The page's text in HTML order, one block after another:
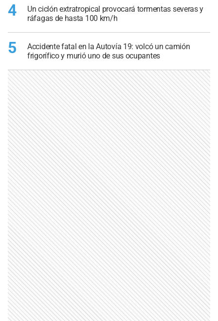
4
Un ciclón extratropical provocará tormentas severas y
ráfagas de hasta 100 km/h
5
Accidente fatal en la Autovía 19: volcó un camión
frigorífico y murió uno de sus ocupantes